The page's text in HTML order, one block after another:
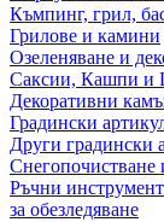
Къмпинг, грил,
Грилове и камини
Озеленяване и
Саксии, Кашпи и
Декоративни
Градински
Други градински
Снегопочистване
Ръчни
за обезледяване